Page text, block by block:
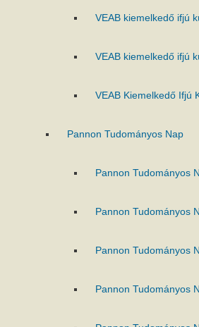
VEAB kiemelkedő ifjú
VEAB kiemelkedő ifjú
VEAB Kiemelkedő Ifjú
Pannon Tudományos Nap
Pannon Tudományos
Pannon Tudományos
Pannon Tudományos
Pannon Tudományos